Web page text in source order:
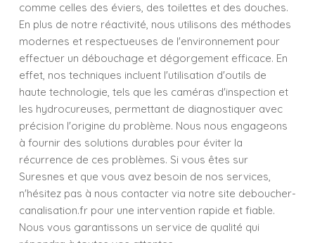
comme celles des éviers, des toilettes et des douches.
En plus de notre réactivité, nous utilisons des méthodes
modernes et respectueuses de l'environnement pour
effectuer un débouchage et dégorgement efficace. En
effet, nos techniques incluent l'utilisation d'outils de
haute technologie, tels que les caméras d'inspection et
les hydrocureuses, permettant de diagnostiquer avec
précision l'origine du problème. Nous nous engageons
à fournir des solutions durables pour éviter la
récurrence de ces problèmes. Si vous êtes sur
Suresnes et que vous avez besoin de nos services,
n'hésitez pas à nous contacter via notre site deboucher-
canalisation.fr pour une intervention rapide et fiable.
Nous vous garantissons un service de qualité qui